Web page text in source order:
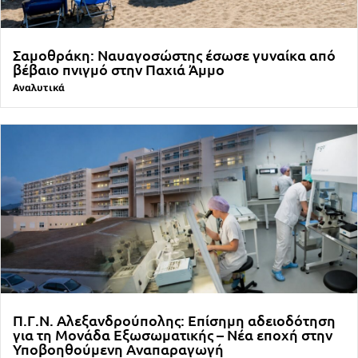
Σαμοθράκη: Ναυαγοσώστης έσωσε γυναίκα από
βέβαιο πνιγμό στην Παχιά Άμμο
Αναλυτικά
Π.Γ.Ν. Αλεξανδρούπολης: Επίσημη αδειοδότηση
για τη Μονάδα Εξωσωματικής – Νέα εποχή στην
Υποβοηθούμενη Αναπαραγωγή